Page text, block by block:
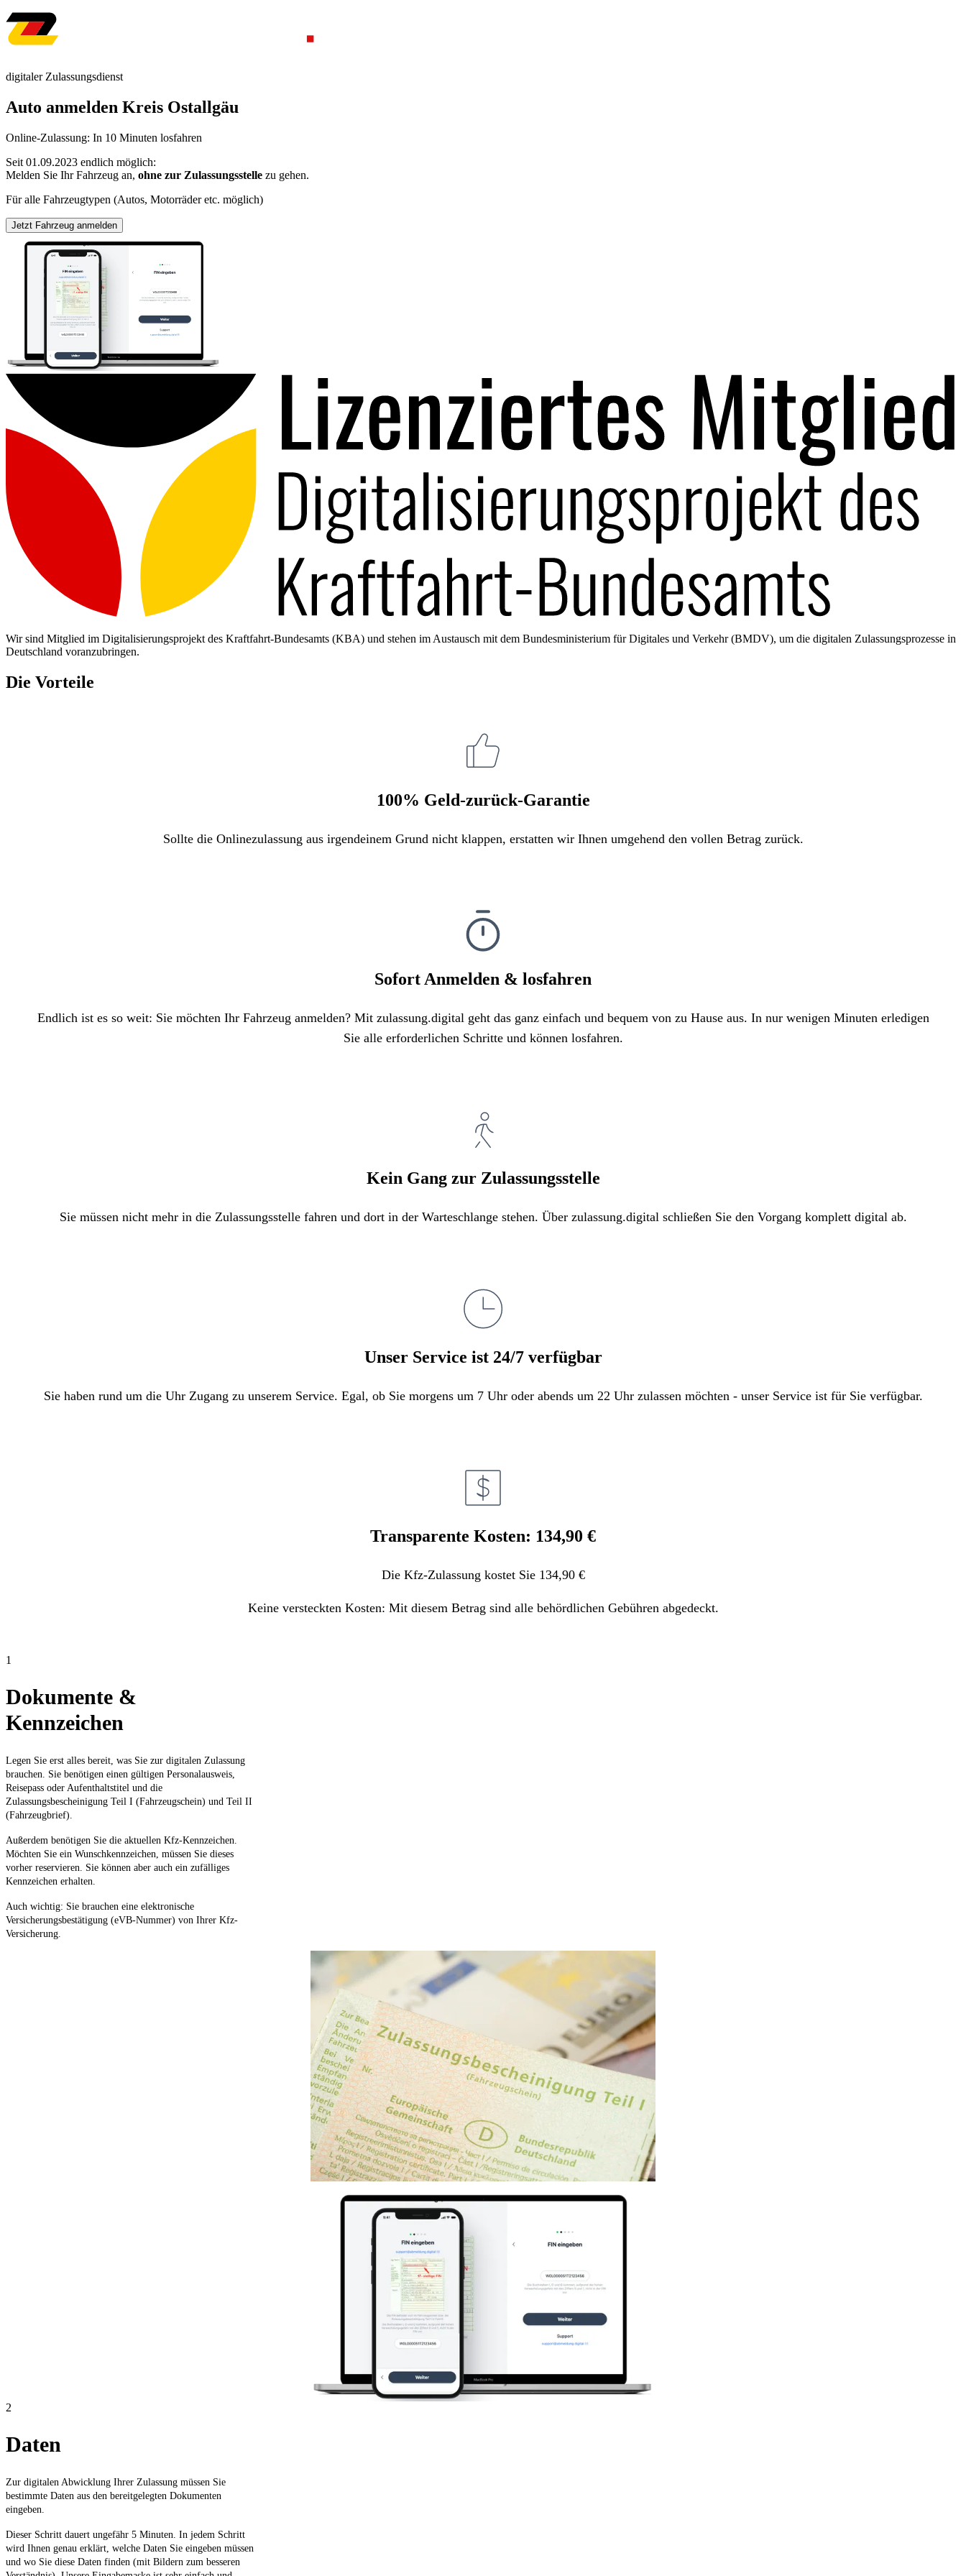
digitaler Zulassungsdienst
Auto anmelden Kreis Ostallgäu
Online-Zulassung: In 10 Minuten losfahren
Seit 01.09.2023 endlich möglich:
Melden Sie Ihr Fahrzeug an, ohne zur Zulassungsstelle zu gehen.
Für alle Fahrzeugtypen (Autos, Motorräder etc. möglich)
Jetzt Fahrzeug anmelden
Wir sind Mitglied im Digitalisierungsprojekt des Kraftfahrt-Bundesamts (KBA) und stehen im Austausch mit dem Bundesministerium für Digitales und Verkehr (BMDV), um die digitalen Zulassungsprozesse in
Deutschland voranzubringen.
Die Vorteile
100% Geld-zurück-Garantie
Sollte die Onlinezulassung aus irgendeinem Grund nicht klappen, erstatten wir Ihnen umgehend den vollen Betrag zurück.
Sofort Anmelden & losfahren
Endlich ist es so weit: Sie möchten Ihr Fahrzeug anmelden? Mit zulassung.digital geht das ganz einfach und bequem von zu Hause aus. In nur wenigen Minuten erledigen
Sie alle erforderlichen Schritte und können losfahren.
Kein Gang zur Zulassungsstelle
Sie müssen nicht mehr in die Zulassungsstelle fahren und dort in der Warteschlange stehen. Über zulassung.digital schließen Sie den Vorgang komplett digital ab.
Unser Service ist 24/7 verfügbar
Sie haben rund um die Uhr Zugang zu unserem Service. Egal, ob Sie morgens um 7 Uhr oder abends um 22 Uhr zulassen möchten - unser Service ist für Sie verfügbar.
Transparente Kosten: 134,90 €
Die Kfz-Zulassung kostet Sie 134,90 €
Keine versteckten Kosten: Mit diesem Betrag sind alle behördlichen Gebühren abgedeckt.
1
Dokumente &
Kennzeichen
Legen Sie erst alles bereit, was Sie zur digitalen Zulassung
brauchen. Sie benötigen einen gültigen Personalausweis,
Reisepass oder Aufenthaltstitel und die
Zulassungsbescheinigung Teil I (Fahrzeugschein) und Teil II
(Fahrzeugbrief).
Außerdem benötigen Sie die aktuellen Kfz-Kennzeichen.
Möchten Sie ein Wunschkennzeichen, müssen Sie dieses
vorher reservieren. Sie können aber auch ein zufälliges
Kennzeichen erhalten.
Auch wichtig: Sie brauchen eine elektronische
Versicherungsbestätigung (eVB-Nummer) von Ihrer Kfz-
Versicherung.
2
Daten
Zur digitalen Abwicklung Ihrer Zulassung müssen Sie
bestimmte Daten aus den bereitgelegten Dokumenten
eingeben.
Dieser Schritt dauert ungefähr 5 Minuten. In jedem Schritt
wird Ihnen genau erklärt, welche Daten Sie eingeben müssen
und wo Sie diese Daten finden (mit Bildern zum besseren